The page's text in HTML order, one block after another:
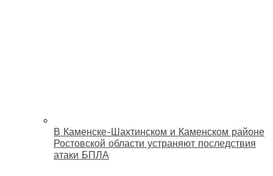
В Каменске-Шахтинском и Каменском районе
Ростовской области устраняют последствия
атаки БПЛА